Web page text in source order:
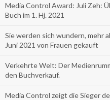
Media Control Award: Juli Zeh:
Buch im 1. Hj. 2021
Sie werden sich wundern, mehr
Juni 2021 von Frauen gekauft
Verkehrte Welt: Der
den Buchverkauf.
Media Control zeigt die Sieger